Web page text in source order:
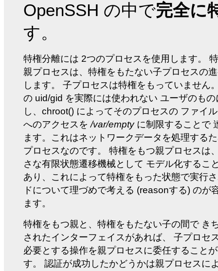
OpenSSH の中で完全に
す。
特権分離には 2つのプロセスを使用します。
親プロセスは、特権をもたない子プロセスの
します。 子プロセスは特権をもっていません
の uid/gid を実際には使われない ユーザのもの
し、chroot() によってそのプロセスの ファイ
へのアクセスを/var/emptyに制限することで
ます。これはネットワークデータを処理する
プロセスなのです。 特権をもつ親プロセスは
さな有限状態遷移機械として モデル化するこ
あり、これによって特権をもった状態で実行
ドについて理づめで考える (reasonする) のが
ます。
特権をもつ親と、特権をもたない子の間で き
されたインターフェイスがあれば、 子プロセ
必要とする操作を親プロセスに委任すること
す。 認証が成功したかどうかは親プロセスに